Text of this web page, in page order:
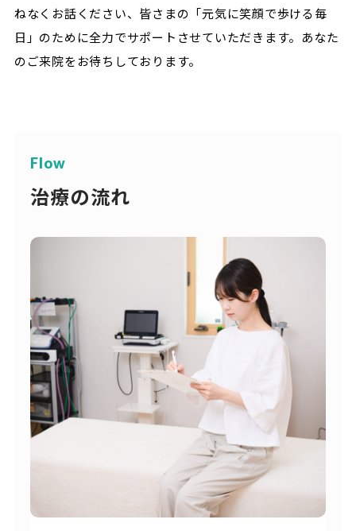
ねなくお話ください、皆さまの「元気に笑顔で歩ける毎
日」のために全力でサポートさせていただきます。あなた
のご来院をお待ちしております。
Flow
治療の流れ